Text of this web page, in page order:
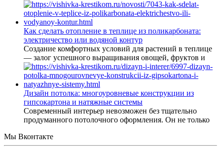
Как сделать отопление в теплице из поликарбоната:
электричество или водяной контур
Создание комфортных условий для растений в теплице
— залог успешного выращивания овощей, фруктов и
Дизайн потолка: многоуровневые конструкции из
гипсокартона и натяжные системы
Современный интерьер невозможен без тщательно
продуманного потолочного оформления. Он не только
Мы Вконтакте